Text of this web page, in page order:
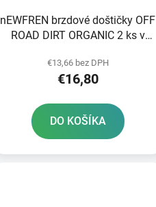
nEWFREN brzdové doštičky OFF
ROAD DIRT ORGANIC 2 ks v
€13,66 bez DPH
€16,80
DO KOŠÍKA